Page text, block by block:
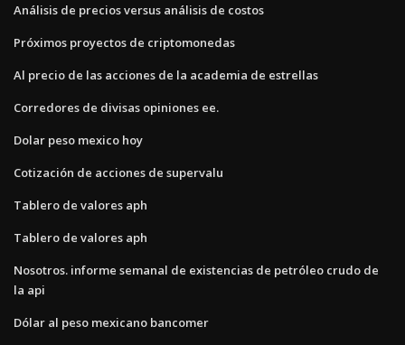
Análisis de precios versus análisis de costos
Próximos proyectos de criptomonedas
Al precio de las acciones de la academia de estrellas
Corredores de divisas opiniones ee.
Dolar peso mexico hoy
Cotización de acciones de supervalu
Tablero de valores aph
Tablero de valores aph
Nosotros. informe semanal de existencias de petróleo crudo de
la api
Dólar al peso mexicano bancomer